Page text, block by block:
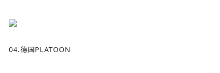
04.德国PLATOON